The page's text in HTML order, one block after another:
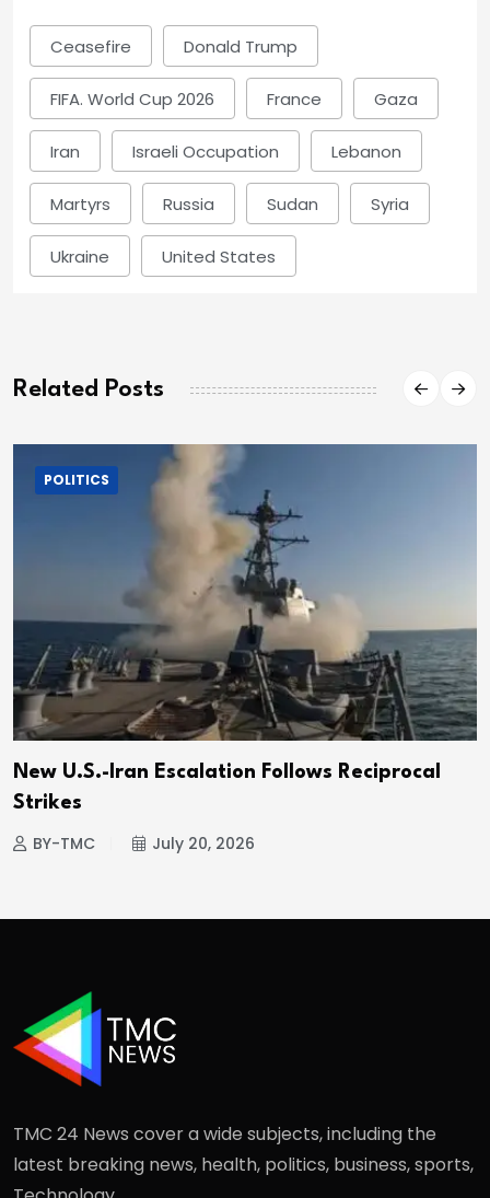
Ceasefire Donald Trump
FIFA. World Cup 2026 France Gaza
Iran Israeli Occupation Lebanon
Martyrs Russia Sudan Syria
Ukraine United States
Related Posts
POLITICS
New U.S.-Iran Escalation Follows Reciprocal
Strikes
BY-TMC July 20, 2026
TMC 24 News cover a wide subjects, including the
latest breaking news, health, politics, business, sports,